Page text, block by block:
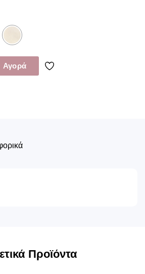
Αγορά
Προϊόντα